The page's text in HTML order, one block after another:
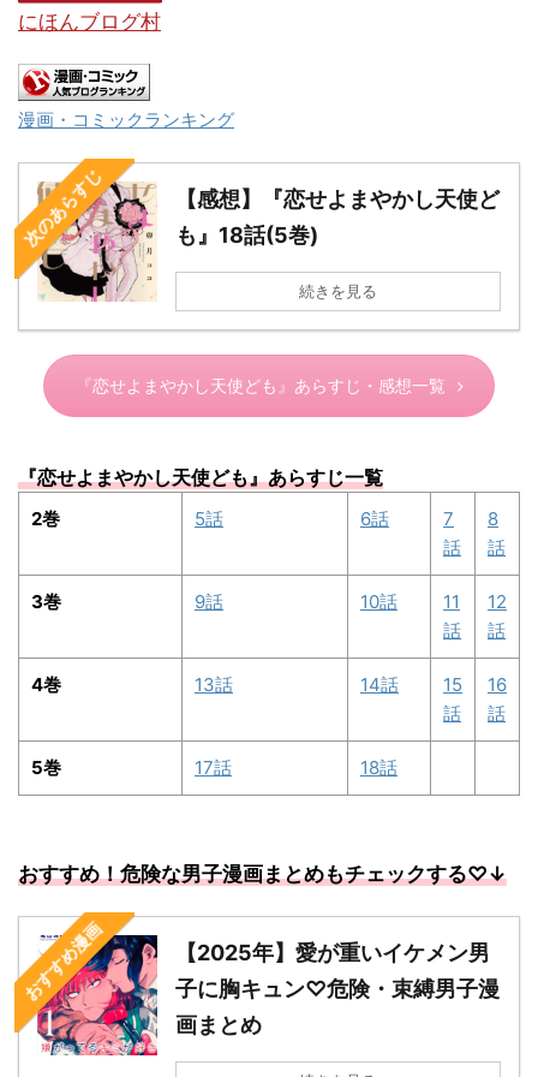
にほんブログ村
漫画・コミックランキング
次のあらすじ
【感想】『恋せよまやかし天使ど
も』18話(5巻)
続きを見る
『恋せよまやかし天使ども』あらすじ・感想一覧
『恋せよまやかし天使ども』あらすじ一覧
2巻 5話 6話
7
話
8
話
3巻 9話 10話
11
話
12
話
4巻 13話 14話
15
話
16
話
5巻 17話 18話
おすすめ！危険な男子漫画まとめもチェックする♡↓
おすすめ漫画
【2025年】愛が重いイケメン男
子に胸キュン♡危険・束縛男子漫
画まとめ